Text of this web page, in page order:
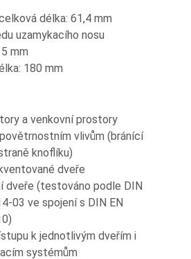
délka: 61,4 mm
uzamykacího nosu
mm
180 mm
a venkovní prostory
vlivům (bránící
knoflíku)
dveře
dveře (testováno podle DIN
03 ve spojení s DIN EN
k jednotlivým dveřím i
systémům